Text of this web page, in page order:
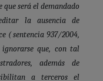
será el demandado
la ausencia de
( sentencia 937/2004,
que, con tal
además de
a terceros el